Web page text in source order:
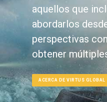
aquellos que
abordarlos
perspectivas
obtener
ACERCA DE VIRTUS GLOBAL